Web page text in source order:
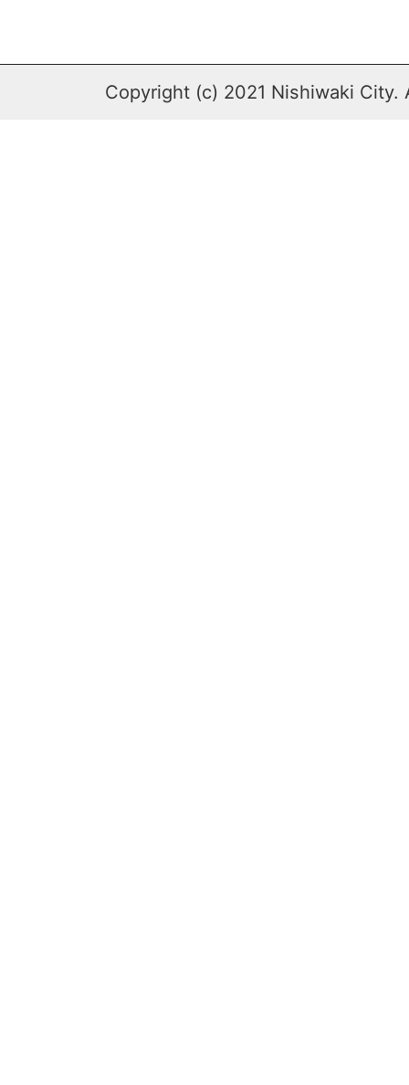
Copyright (c) 2021 Nishiwaki City.